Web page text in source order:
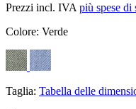
Prezzi incl. IVA più spese di
Colore: Verde
Taglia: Tabella delle